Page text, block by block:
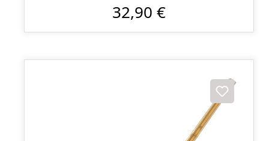
32,90 €